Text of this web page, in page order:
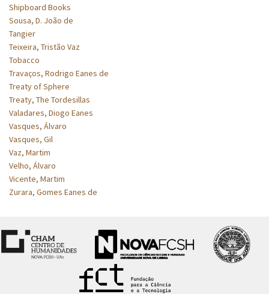
Shipboard Books
Sousa, D. João de
Tangier
Teixeira, Tristão Vaz
Tobacco
Travaços, Rodrigo Eanes de
Treaty of Sphere
Treaty, The Tordesillas
Valadares, Diogo Eanes
Vasques, Álvaro
Vasques, Gil
Vaz, Martim
Velho, Álvaro
Vicente, Martim
Zurara, Gomes Eanes de